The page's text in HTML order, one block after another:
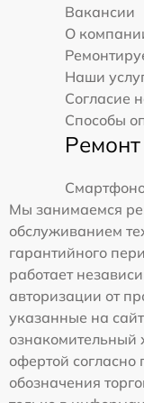
Вакансии
О
Наши
Согласие
Способы
Ремонт
Мы занимаемся
обслуживанием
гарантийного
работает
авторизации от
указанные на
ознакомительный
офертой
обозначения